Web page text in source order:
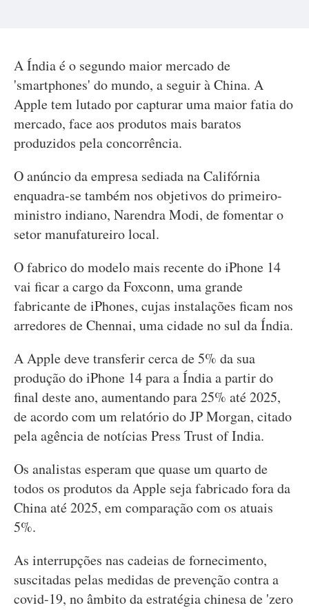
A Índia é o segundo maior mercado de
'smartphones' do mundo, a seguir à China. A
Apple tem lutado por capturar uma maior fatia do
mercado, face aos produtos mais baratos
produzidos pela concorrência.
O anúncio da empresa sediada na Califórnia
enquadra-se também nos objetivos do primeiro-
ministro indiano, Narendra Modi, de fomentar o
setor manufatureiro local.
O fabrico do modelo mais recente do iPhone 14
vai ficar a cargo da Foxconn, uma grande
fabricante de iPhones, cujas instalações ficam nos
arredores de Chennai, uma cidade no sul da Índia.
A Apple deve transferir cerca de 5% da sua
produção do iPhone 14 para a Índia a partir do
final deste ano, aumentando para 25% até 2025,
de acordo com um relatório do JP Morgan, citado
pela agência de notícias Press Trust of India.
Os analistas esperam que quase um quarto de
todos os produtos da Apple seja fabricado fora da
China até 2025, em comparação com os atuais
5%.
As interrupções nas cadeias de fornecimento,
suscitadas pelas medidas de prevenção contra a
covid-19, no âmbito da estratégia chinesa de 'zero